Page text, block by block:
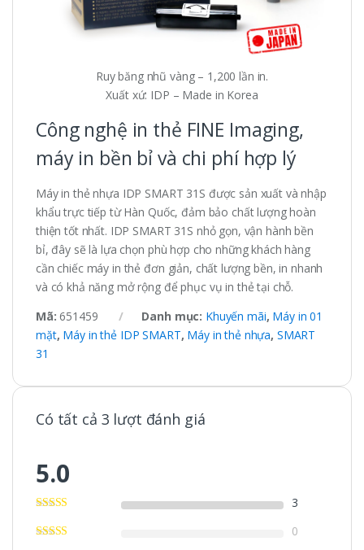
Ruy băng nhũ vàng – 1,200 lần in.
Xuất xứ: IDP – Made in Korea
Công nghệ in thẻ FINE Imaging,
máy in bền bỉ và chi phí hợp lý
Máy in thẻ nhựa IDP SMART 31S được sản xuất và nhập
khẩu trực tiếp từ Hàn Quốc, đảm bảo chất lượng hoàn
thiện tốt nhất. IDP SMART 31S nhỏ gọn, vận hành bền
bỉ, đây sẽ là lựa chọn phù hợp cho những khách hàng
cần chiếc máy in thẻ đơn giản, chất lượng bền, in nhanh
và có khả năng mở rộng để phục vụ in thẻ tại chỗ.
Mã: 651459 Danh mục: Khuyến mãi, Máy in 01
mặt, Máy in thẻ IDP SMART, Máy in thẻ nhựa, SMART
31
Có tất cả 3 lượt đánh giá
5.0
3
0